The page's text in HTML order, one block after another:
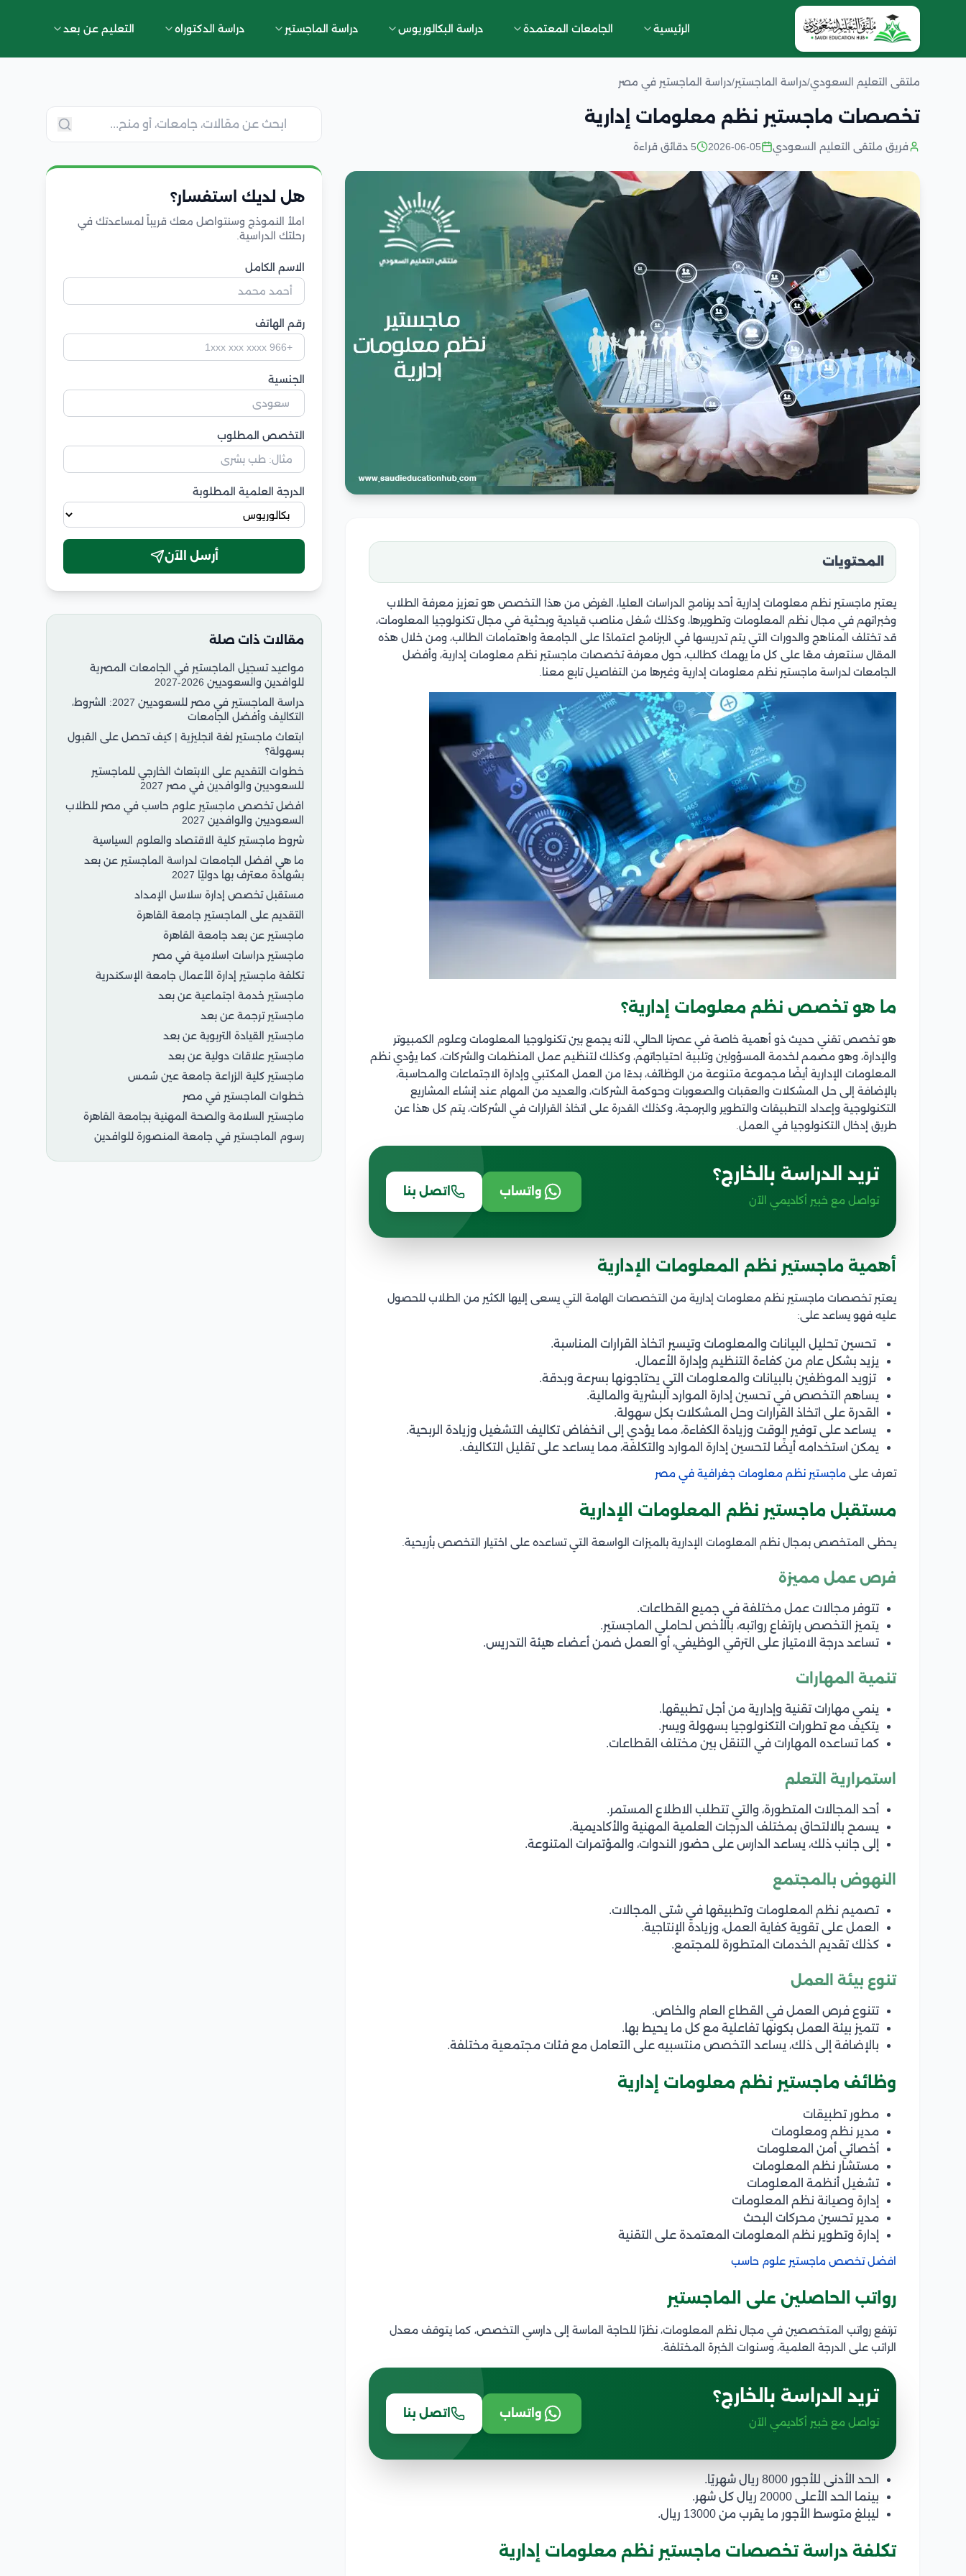
الرئيسية الجامعات المعتمدة دراسة البكالوريوس دراسة الماجستير دراسة الدكتوراه التعليم عن بعد
ملتقى التعليم السعودي/دراسة الماجستير/دراسة الماجستير في مصر
تخصصات ماجستير نظم معلومات إدارية
فريق ملتقى التعليم السعودي 2026-06-05 5 دقائق قراءة
المحتويات
يعتبر ماجستير نظم معلومات إدارية أحد برنامج الدراسات العليا، الغرض من هذا التخصص هو تعزيز معرفة الطلاب
وخبراتهم في مجال نظم المعلومات وتطويرها، وكذلك شغل مناصب قيادية وبحثية في مجال تكنولوجيا المعلومات،
قد تختلف المناهج والدورات التي يتم تدريسها في البرنامج اعتمادًا على الجامعة واهتمامات الطالب، ومن خلال هذه
المقال سنتعرف معًا على كل ما يهمك كطالب، حول معرفة تخصصات ماجستير نظم معلومات إدارية، وأفضل
الجامعات لدراسة ماجستير نظم معلومات إدارية وغيرها من التفاصيل تابع معنا.
ما هو تخصص نظم معلومات إدارية؟
هو تخصص تقني حديث ذو أهمية خاصة في عصرنا الحالي، لأنه يجمع بين تكنولوجيا المعلومات وعلوم الكمبيوتر
والإدارة، وهو مصمم لخدمة المسؤولين وتلبية احتياجاتهم، وكذلك لتنظيم عمل المنظمات والشركات، كما يؤدي نظم
المعلومات الإدارية أيضًا مجموعة متنوعة من الوظائف، بدءًا من العمل المكتبي وإدارة الاجتماعات والمحاسبة،
بالإضافة إلى حل المشكلات والعقبات والصعوبات وحوكمة الشركات، والعديد من المهام عند إنشاء المشاريع
التكنولوجية وإعداد التطبيقات والتطوير والبرمجة، وكذلك القدرة على اتخاذ القرارات في الشركات، يتم كل هذا عن
طريق إدخال التكنولوجيا في العمل.
تريد الدراسة بالخارج؟
تواصل مع خبير أكاديمي الآن
واتساب اتصل بنا
أهمية ماجستير نظم المعلومات الإدارية
يعتبر تخصصات ماجستير نظم معلومات إدارية من التخصصات الهامة التي يسعى إليها الكثير من الطلاب للحصول
عليه فهو يساعد على:
تحسين تحليل البيانات والمعلومات وتيسير اتخاذ القرارات المناسبة.
يزيد بشكل عام من كفاءة التنظيم وإدارة الأعمال.
تزويد الموظفين بالبيانات والمعلومات التي يحتاجونها بسرعة وبدقة.
يساهم التخصص في تحسين إدارة الموارد البشرية والمالية.
القدرة على اتخاذ القرارات وحل المشكلات بكل سهولة.
يساعد على توفير الوقت وزيادة الكفاءة، مما يؤدي إلى انخفاض تكاليف التشغيل وزيادة الربحية.
يمكن استخدامه أيضًا لتحسين إدارة الموارد والتكلفة، مما يساعد على تقليل التكاليف.
تعرف على ماجستير نظم معلومات جغرافية في مصر
مستقبل ماجستير نظم المعلومات الإدارية
يحظى المتخصص بمجال نظم المعلومات الإدارية بالميزات الواسعة التي تساعده على اختيار التخصص بأريحية.
فرص عمل مميزة
تتوفر مجالات عمل مختلفة في جميع القطاعات.
يتميز التخصص بارتفاع رواتبه، بالأخص لحاملي الماجستير.
تساعد درجة الامتياز على الترقي الوظيفي، أو العمل ضمن أعضاء هيئة التدريس.
تنمية المهارات
ينمي مهارات تقنية وإدارية من أجل تطبيقها.
يتكيف مع تطورات التكنولوجيا بسهولة ويسر.
كما تساعده المهارات في التنقل بين مختلف القطاعات.
استمرارية التعلم
أحد المجالات المتطورة، والتي تتطلب الاطلاع المستمر.
يسمح بالالتحاق بمختلف الدرجات العلمية المهنية والأكاديمية.
إلى جانب ذلك، يساعد الدارس على حضور الندوات، والمؤتمرات المتنوعة.
النهوض بالمجتمع
تصميم نظم المعلومات وتطبيقها في شتى المجالات.
العمل على تقوية كفاية العمل، وزيادة الإنتاجية.
كذلك تقديم الخدمات المتطورة للمجتمع.
تنوع بيئة العمل
تتنوع فرص العمل في القطاع العام والخاص.
تتميز بيئة العمل بكونها تفاعلية مع كل ما يحيط بها.
بالإضافة إلى ذلك، يساعد التخصص منتسبيه على التعامل مع فئات مجتمعية مختلفة.
وظائف ماجستير نظم معلومات إدارية
مطور تطبيقات
مدير نظم ومعلومات
أخصائي أمن المعلومات
مستشار نظم المعلومات
تشغيل أنظمة المعلومات
إدارة وصيانة نظم المعلومات
مدير تحسين محركات البحث
إدارة وتطوير نظم المعلومات المعتمدة على التقنية
افضل تخصص ماجستير علوم حاسب
رواتب الحاصلين على الماجستير
ترتفع رواتب المتخصصين في مجال نظم المعلومات، نظرًا للحاجة الماسة إلى دارسي التخصص، كما يتوقف معدل
الراتب على الدرجة العلمية، وسنوات الخبرة المختلفة.
تريد الدراسة بالخارج؟
تواصل مع خبير أكاديمي الآن
واتساب اتصل بنا
الحد الأدنى للأجور 8000 ريال شهريًا.
بينما الحد الأعلى 20000 ريال كل شهر.
ليبلغ متوسط الأجور ما يقرب من 13000 ريال.
تكلفة دراسة تخصصات ماجستير نظم معلومات إدارية
هل لديك استفسار؟
املأ النموذج وسنتواصل معك قريباً لمساعدتك في
رحلتك الدراسية.
الاسم الكامل
رقم الهاتف
الجنسية
التخصص المطلوب
الدرجة العلمية المطلوبة
أرسل الآن
مقالات ذات صلة
مواعيد تسجيل الماجستير في الجامعات المصرية
للوافدين والسعوديين 2026-2027
دراسة الماجستير في مصر للسعوديين 2027: الشروط،
التكاليف وأفضل الجامعات
ابتعاث ماجستير لغة انجليزية | كيف تحصل على القبول
بسهولة؟
خطوات التقديم على الابتعاث الخارجي للماجستير
للسعوديين والوافدين في مصر 2027
افضل تخصص ماجستير علوم حاسب في مصر للطلاب
السعوديين والوافدين 2027
شروط ماجستير كلية الاقتصاد والعلوم السياسية
ما هي افضل الجامعات لدراسة الماجستير عن بعد
بشهادة معترف بها دوليًا 2027
مستقبل تخصص إدارة سلاسل الإمداد
التقديم على الماجستير جامعة القاهرة
ماجستير عن بعد جامعة القاهرة
ماجستير دراسات اسلامية في مصر
تكلفة ماجستير إدارة الأعمال جامعة الإسكندرية
ماجستير خدمة اجتماعية عن بعد
ماجستير ترجمة عن بعد
ماجستير القيادة التربوية عن بعد
ماجستير علاقات دولية عن بعد
ماجستير كلية الزراعة جامعة عين شمس
خطوات الماجستير في مصر
ماجستير السلامة والصحة المهنية بجامعة القاهرة
رسوم الماجستير في جامعة المنصورة للوافدين